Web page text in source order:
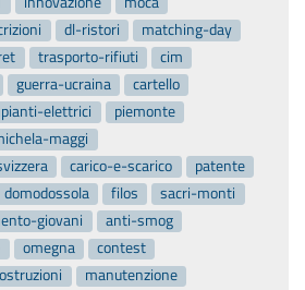
dl-ristori
matching-day
trasporto-rifiuti
cim
guerra-ucraina
cartello
elettrici
piemonte
maggi
carico-e-scarico
patente
domodossola filos
sacri-monti
giovani
anti-smog
omegna
contest
manutenzione